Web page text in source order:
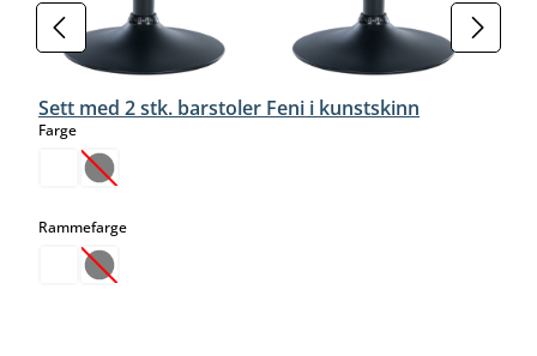
Sett med 2 stk. barstoler Feni i kunstskinn
Fargeselect
(Dette alternativet er foreløpig ikke tilgjengelig.)
Rammefargeselect
(Dette alternativet er foreløpig ikke tilgjengelig.)